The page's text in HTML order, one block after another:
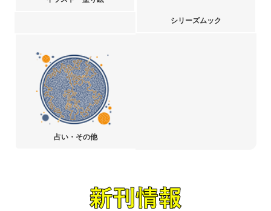
シリーズムック
占い・その他